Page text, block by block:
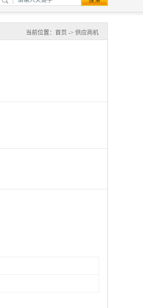
当前位置： 首页 -> 供应商机